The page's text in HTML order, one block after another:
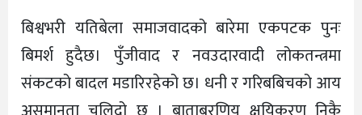
बिश्वभरी यतिबेला समाजवादको बारेमा एकपटक पुनः
बिमर्श हुदैछ। पुँजीवाद र नवउदारवादी लोकतन्त्रमा
संकटको बादल मडारिरहेको छ। धनी र गरिबबिचको आय